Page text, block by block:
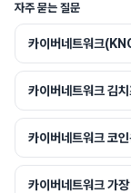
수 있습니다.
카이버는 개발자들이 다
구축할 수 있도록 함으
합니다.
자주 묻는 질문
카이버네트워크
카이버네트워크 김
카이버네트워크 코
카이버네트워크 가